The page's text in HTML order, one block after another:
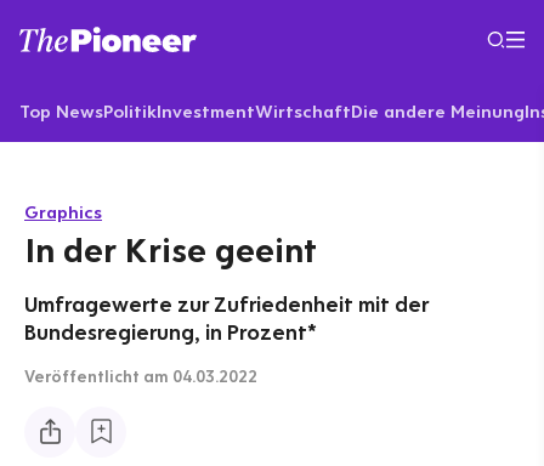
Top NewsPolitikInvestmentWirtschaftDie andere Meinung
Graphics
In der Krise geeint
Umfragewerte zur Zufriedenheit mit der
Bundesregierung, in Prozent*
Veröffentlicht am 04.03.2022